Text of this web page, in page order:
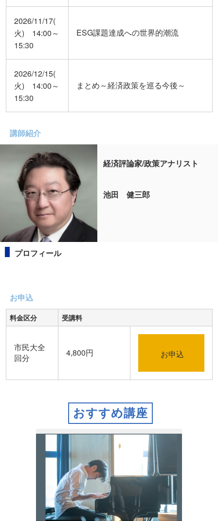
2026/11/17(
火) 14:00～
15:30
ESG課題達成への世界的潮流
2026/12/15(
火) 14:00～
15:30
まとめ～経済政策を巡る今後～
講師紹介
経済評論家/政策アナリスト
池田 健三郎
プロフィール
お申込
料金区分 受講料
市民大全
回分
4,800円 お申込
おすすめ講座